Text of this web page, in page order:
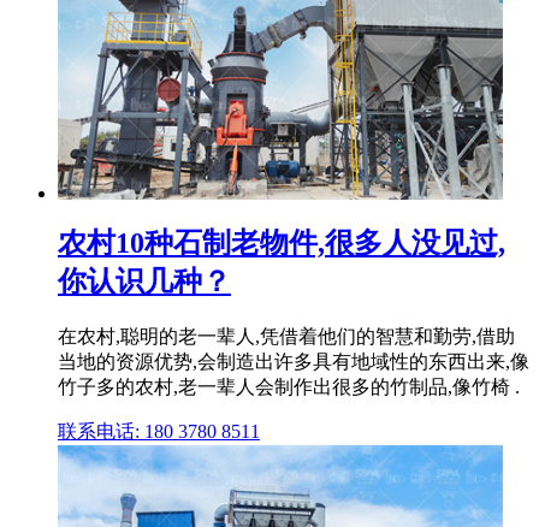
农村10种石制老物件,很多人没见过,
你认识几种？
在农村,聪明的老一辈人,凭借着他们的智慧和勤劳,借助
当地的资源优势,会制造出许多具有地域性的东西出来,像
竹子多的农村,老一辈人会制作出很多的竹制品,像竹椅 .
联系电话: 180 3780 8511